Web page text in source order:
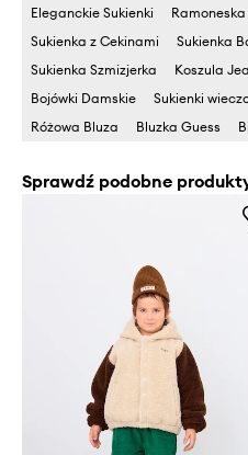
Eleganckie Sukienki
Sukienka z Cekinami
Sukienka
Sukienka Szmizjerka
Koszula
Bojówki Damskie
Sukienki
Różowa Bluza
Bluzka Guess
Sprawdź podobne